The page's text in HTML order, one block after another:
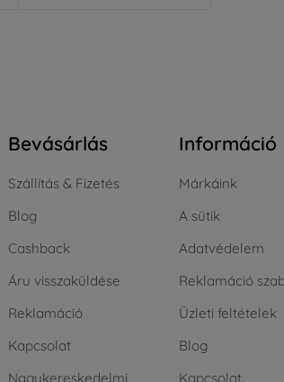
Bevásárlás
Szállítás & Fizetés
Blog
Cashback
Áru visszaküldése
Reklamáció
Kapcsolat
Nagykereskedelmi
Információ
Márkáink
A sütik
Adatvédelem
Reklamáció
Üzleti feltételek
Blog
Kapcsolat